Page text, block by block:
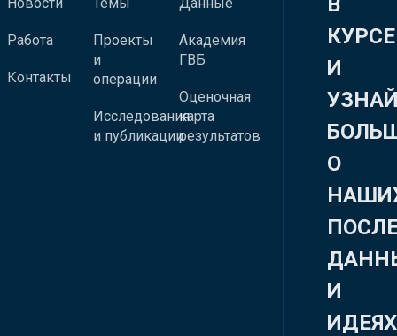
Работа
Контакты
Проекты
и
операции
Исследования
и публикации
Академия
ГВБ
Оценочная
карта
результатов
КУРСЕ
И
О
И
ИДЕЯХ